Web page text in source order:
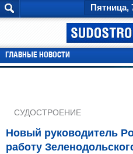
Пятница,
ГЛАВНЫЕ НОВОСТИ
СУДОСТРОЕНИЕ
Новый руководитель
работу